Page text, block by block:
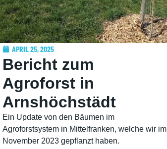
APRIL 25, 2025
Bericht zum
Agroforst in
Arnshöchstädt
Ein Update von den Bäumen im
Agroforstsystem in Mittelfranken, welche wir im
November 2023 gepflanzt haben.